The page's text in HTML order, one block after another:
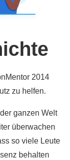
2014
zu helfen.
ganzen Welt
überwachen
so viele Leute
behalten